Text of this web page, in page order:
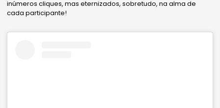
inúmeros cliques, mas eternizados, sobretudo, na alma de
cada participante!